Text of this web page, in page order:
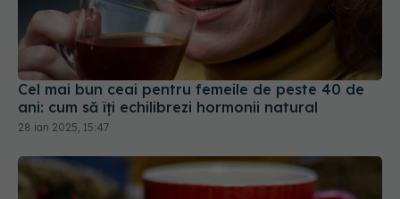
Cel mai bun ceai pentru femeile de peste 40 de
ani: cum să îți echilibrezi hormonii natural
28 ian 2025, 15:47